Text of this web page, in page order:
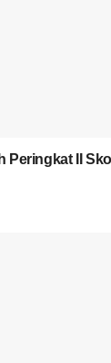
Peringkat II